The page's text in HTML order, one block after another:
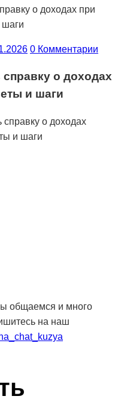
о доходах при
шаги
0 Комментарии
справку о доходах
и шаги
общаемся и много
на наш